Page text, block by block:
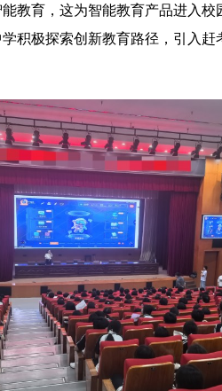
教育，这为智能教育产品进入
积极探索创新教育路径，引入赶